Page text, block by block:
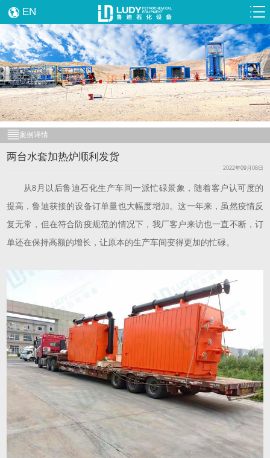
EN
案例详情
两台水套加热炉顺利发货
2022年09月08日
从8 月以后鲁迪石化生产车间一派忙碌景象，随着客户认可度的
提高，鲁迪获接的设备订单量也大幅度增加。这一年来，虽然疫情反
复无常，但在符合防疫规范的情况下，我厂客户来访也一直不断，订
单还在保持高额的增长，让原本的生产车间变得更加的忙碌。